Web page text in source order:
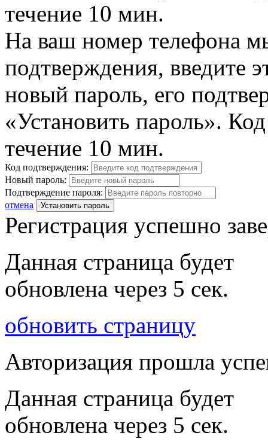
течение 10 мин.
На ваш номер телефона
подтверждения, введите
новый пароль, его
«Установить пароль».
течение 10 мин.
Код подтверждения:
Новый пароль:
Подтверждение пароля:
отмена
Установить пароль
Регистрация успешно
Данная страница будет
обновлена через 5 сек.
обновить страницу
Авторизация прошла
Данная страница будет
обновлена через 5 сек.